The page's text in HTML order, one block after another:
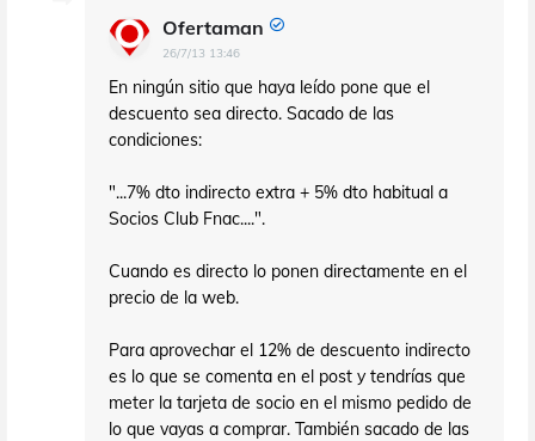
Ofertaman
26/7/13 13:46
En ningún sitio que haya leído pone que el
descuento sea directo. Sacado de las
condiciones:
"...7% dto indirecto extra + 5% dto habitual a
Socios Club Fnac....".
Cuando es directo lo ponen directamente en el
precio de la web.
Para aprovechar el 12% de descuento indirecto
es lo que se comenta en el post y tendrías que
meter la tarjeta de socio en el mismo pedido de
lo que vayas a comprar. También sacado de las